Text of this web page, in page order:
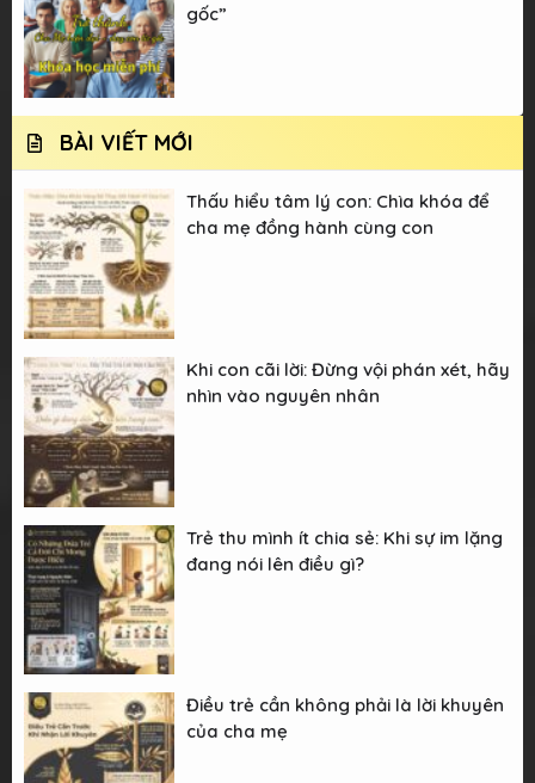
gốc”
BÀI VIẾT MỚI
Thấu hiểu tâm lý con: Chìa khóa để
cha mẹ đồng hành cùng con
Khi con cãi lời: Đừng vội phán xét, hãy
nhìn vào nguyên nhân
Trẻ thu mình ít chia sẻ: Khi sự im lặng
đang nói lên điều gì?
Điều trẻ cần không phải là lời khuyên
của cha mẹ